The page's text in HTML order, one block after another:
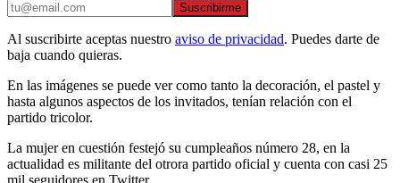
Suscribirme
Al suscribirte aceptas nuestro aviso de privacidad. Puedes darte de
baja cuando quieras.
En las imágenes se puede ver como tanto la decoración, el pastel y
hasta algunos aspectos de los invitados, tenían relación con el
partido tricolor.
La mujer en cuestión festejó su cumpleaños número 28, en la
actualidad es militante del otrora partido oficial y cuenta con casi 25